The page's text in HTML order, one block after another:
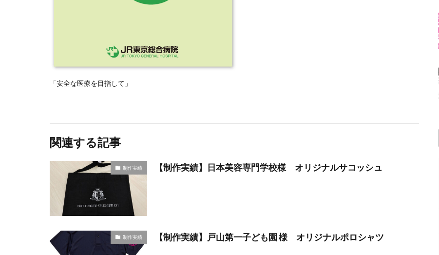
「安全な医療を目指して」
関連する記事
制作実績 【制作実績】日本美容専門学校様 オリジナルサコッシュ
制作実績 【制作実績】戸山第一子ども園 様 オリジナルポロシャツ